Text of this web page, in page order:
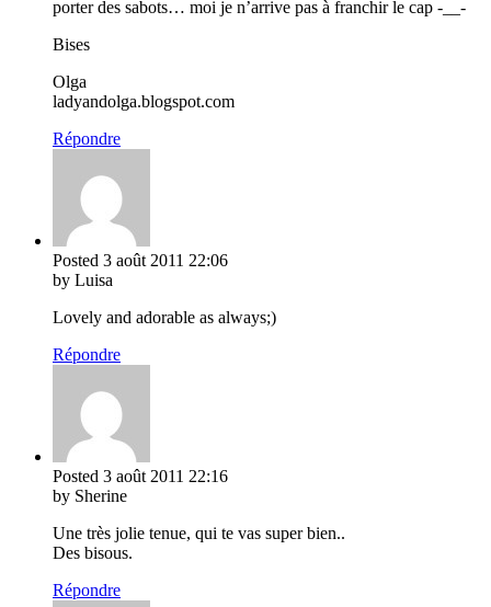
porter des sabots… moi je n’arrive pas à franchir le cap -__-
Bises
Olga
ladyandolga.blogspot.com
Répondre
Posted 3 août 2011 22:06
by Luisa
Lovely and adorable as always;)
Répondre
Posted 3 août 2011 22:16
by Sherine
Une très jolie tenue, qui te vas super bien..
Des bisous.
Répondre